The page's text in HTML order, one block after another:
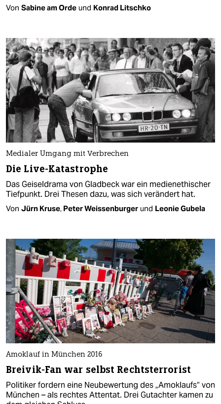
Von Sabine am Orde und Konrad Litschko
Medialer Umgang mit Verbrechen
Die Live-Katastrophe
Das Geiseldrama von Gladbeck war ein medienethischer
Tiefpunkt. Drei Thesen dazu, was sich verändert hat.
Von Jürn Kruse, Peter Weissenburger und Leonie Gubela
Amoklauf in München 2016
Breivik-Fan war selbst Rechtsterrorist
Politiker fordern eine Neubewertung des „Amoklaufs“ von
München – als rechtes Attentat. Drei Gutachter kamen zu